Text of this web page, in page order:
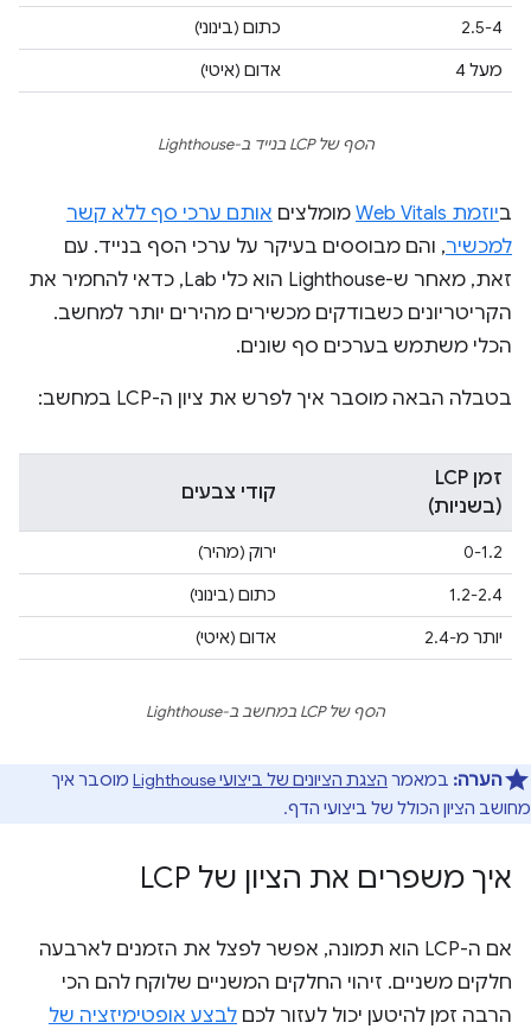
2.5-4
כתום (בינוני)
מעל 4
אדום (איטי)
הסף של LCP בנייד ב-Lighthouse
ביוזמת Web Vitals מומלצים אותם ערכי סף ללא קשר
למכשיר, והם מבוססים בעיקר על ערכי הסף בנייד. עם
זאת, מאחר ש-Lighthouse הוא כלי Lab, כדאי להחמיר את
הקריטריונים כשבודקים מכשירים מהירים יותר למחשב.
הכלי משתמש בערכים סף שונים.
בטבלה הבאה מוסבר איך לפרש את ציון ה-LCP במחשב:
זמן LCP
(בשניות)
קודי צבעים
0-1.2
ירוק (מהיר)
1.2-2.4
כתום (בינוני)
יותר מ-2.4
אדום (איטי)
הסף של LCP במחשב ב-Lighthouse
הערה: במאמר הצגת הציונים של ביצועי Lighthouse
מוסבר איך
מחושב הציון הכולל של ביצועי הדף.
איך משפרים את הציון של LCP
אם ה-LCP הוא תמונה, אפשר לפצל את הזמנים לארבעה
חלקים משניים. זיהוי החלקים המשניים שלוקח להם הכי
הרבה זמן להיטען יכול לעזור לכם לבצע אופטימיזציה של